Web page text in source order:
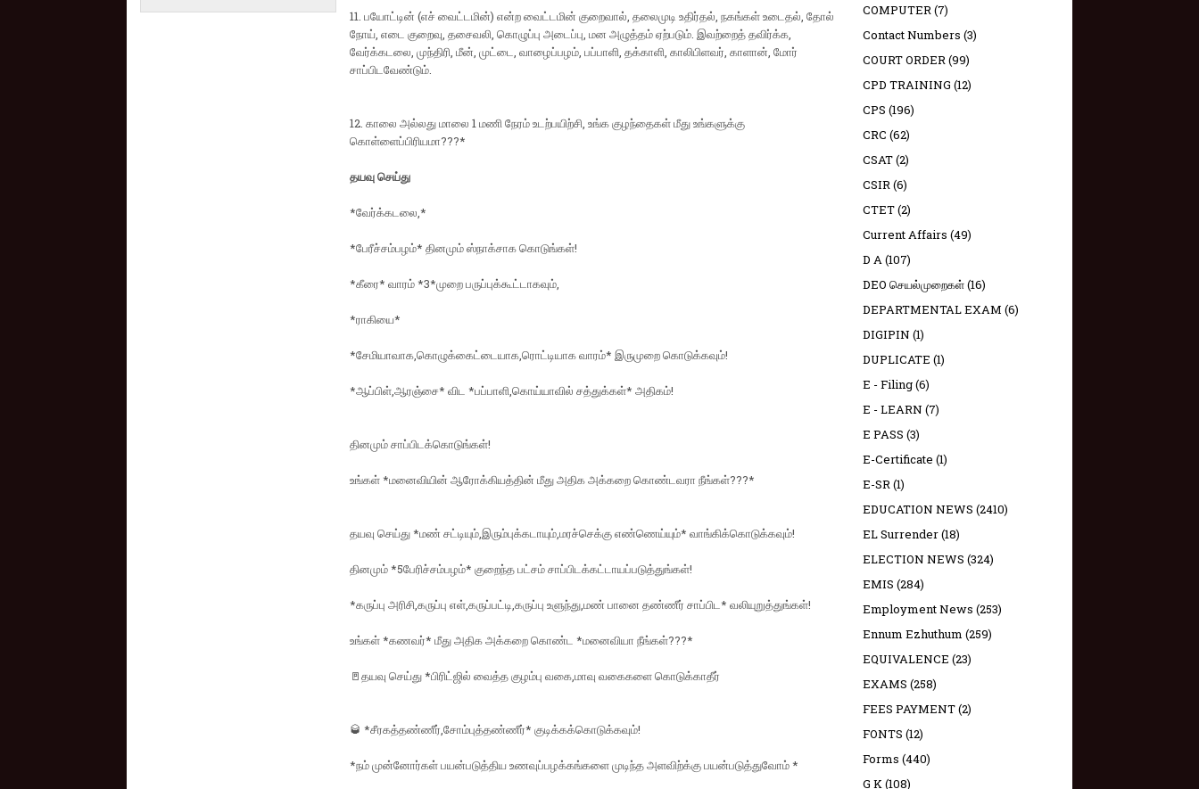
11. பயோட்டின் (எச் வைட்டமின்) என்ற வைட்டமின் குறைவால், தலைமுடி உதிர்தல், நகங்கள் உடைதல், தோல்
நோய், எடை குறைவு, தசைவலி, கொழுப்பு அடைப்பு, மன அழுத்தம் ஏற்படும். இவற்றைத் தவிர்க்க,
வேர்க்கடலை, முந்திரி, மீன், முட்டை, வாழைப்பழம், பப்பாளி, தக்காளி, காலிபிளவர், காளான், மோர்
சாப்பிடவேண்டும்.
12. காலை அல்லது மாலை 1 மணி நேரம் உடற்பயிற்சி, உங்க குழந்தைகள் மீது உங்களுக்கு
கொள்ளைப்பிரியமா???*
தயவு செய்து
*வேர்க்கடலை,*
*பேரீச்சம்பழம்* தினமும் ஸ்நாக்சாக கொடுங்கள்!
*கீரை* வாரம் *3*முறை பருப்புக்கூட்டாகவும்,
*ராகியை*
*சேமியாவாக,கொழுக்கைட்டையாக,ரொட்டியாக வாரம்* இருமுறை கொடுக்கவும்!
*ஆப்பிள்,ஆரஞ்சை* விட *பப்பாளி,கொய்யாவில் சத்துக்கள்* அதிகம்!
தினமும் சாப்பிடக்கொடுங்கள்!
உங்கள் *மனைவியின் ஆரோக்கியத்தின் மீது அதிக அக்கறை கொண்டவரா நீங்கள்???*
தயவு செய்து *மண் சட்டியும்,இரும்புக்கடாயும்,மரச்செக்கு எண்ணெய்யும்* வாங்கிக்கொடுக்கவும்!
தினமும் *5பேரிச்சம்பழம்* குறைந்த பட்சம் சாப்பிடக்கட்டாயப்படுத்துங்கள்!
*கருப்பு அரிசி,கருப்பு எள்,கருப்பட்டி,கருப்பு உளுந்து,மண் பானை தண்ணீர் சாப்பிட* வலியுறுத்துங்கள்!
உங்கள் *கணவர்* மீது அதிக அக்கறை கொண்ட *மனைவியா நீங்கள்???*
🚪தயவு செய்து *பிரிட்ஜில் வைத்த குழம்பு வகை,மாவு வகைகளை கொடுக்காதீர்
🥃 *சீரகத்தண்ணீர்,சோம்புத்தண்ணீர்* குடிக்கக்கொடுக்கவும்!
*நம் முன்னோர்கள் பயன்படுத்திய உணவுப்பழக்கங்களை முடிந்த அளவிற்க்கு பயன்படுத்துவோம் *
COMPUTER(7)
Contact Numbers (3)
COURT ORDER(99)
CPD TRAINING (12)
CPS (196)
CRC (62)
CSAT(2)
CSIR(6)
CTET(2)
Current Affairs (49)
D A(107)
DEO செயல்முறைகள்(16)
DEPARTMENTAL EXAM (6)
DIGIPIN (1)
DUPLICATE (1)
E - Filing(6)
E - LEARN (7)
E PASS (3)
E-Certificate (1)
E-SR(1)
EDUCATION NEWS (2410)
EL Surrender(18)
ELECTION NEWS (324)
EMIS (284)
Employment News (253)
Ennum Ezhuthum (259)
EQUIVALENCE (23)
EXAMS (258)
FEES PAYMENT(2)
FONTS (12)
Forms (440)
G K(108)